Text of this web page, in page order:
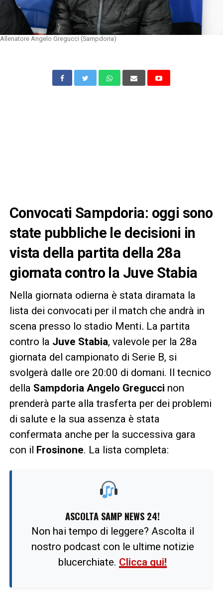
Allenatore Angelo Gregucci (Sampdoria)
Convocati Sampdoria: oggi sono
state pubbliche le decisioni in
vista della partita della 28a
giornata contro la Juve Stabia
Nella giornata odierna è stata diramata la
lista dei convocati per il match che andrà in
scena presso lo stadio Menti. La partita
contro la Juve Stabia, valevole per la 28a
giornata del campionato di Serie B, si
svolgerà dalle ore 20:00 di domani. Il tecnico
della Sampdoria Angelo Gregucci non
prenderà parte alla trasferta per dei problemi
di salute e la sua assenza è stata
confermata anche per la successiva gara
con il Frosinone. La lista completa:
ASCOLTA SAMP NEWS 24!
Non hai tempo di leggere? Ascolta il
nostro podcast con le ultime notizie
blucerchiate. Clicca qui!